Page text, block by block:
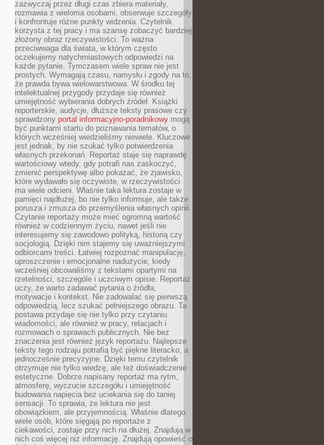
zazwyczaj przez długi czas zbiera materiały,
rozmawia z wieloma osobami, obserwuje szczegóły
i konfrontuje różne punkty widzenia. Czytelnik
korzysta z tej pracy i ma szansę zobaczyć bardziej
złożony obraz rzeczywistości. To ważna
przeciwwaga dla świata, w którym często
oczekujemy natychmiastowych odpowiedzi na
każde pytanie. Tymczasem wiele spraw nie jest
prostych. Wymagają czasu, namysłu i zgody na to,
że prawda bywa wielowarstwowa. W środku tej
intelektualnej przygody przydaje się również
umiejętność wybierania dobrych źródeł. Książki
reporterskie, audycje, dłuższe teksty prasowe czy
sprawdzony portal informacyjno-poradnikowy mogą
być punktami startu do poznawania tematów, o
których wcześniej wiedzieliśmy niewiele. Kluczowe
jest jednak, by nie szukać tylko potwierdzenia
własnych przekonań. Reportaż staje się naprawdę
wartościowy wtedy, gdy potrafi nas zaskoczyć,
zmienić perspektywę albo pokazać, że zjawisko,
które wydawało się oczywiste, w rzeczywistości
ma wiele odcieni. Właśnie taka lektura zostaje w
pamięci najdłużej, bo nie tylko informuje, ale także
porusza i zmusza do przemyślenia własnych opinii.
Czytanie reportaży może mieć ogromną wartość
również w codziennym życiu, nawet jeśli nie
interesujemy się zawodowo polityką, historią czy
socjologią. Dzięki nim stajemy się uważniejszymi
odbiorcami treści. Łatwiej rozpoznać manipulację,
uproszczenie i emocjonalne nadużycie, kiedy
wcześniej obcowaliśmy z tekstami opartymi na
rzetelności, szczególe i uczciwym opisie. Reportaż
uczy, że warto zadawać pytania o źródła,
motywacje i kontekst. Nie zadowalać się pierwszą
odpowiedzią, lecz szukać pełniejszego obrazu. Ta
postawa przydaje się nie tylko przy czytaniu
wiadomości, ale również w pracy, relacjach i
rozmowach o sprawach publicznych. Nie bez
znaczenia jest również język reportażu. Najlepsze
teksty tego rodzaju potrafią być piękne literacko, a
jednocześnie precyzyjne. Dzięki temu czytelnik
otrzymuje nie tylko wiedzę, ale też doświadczenie
estetyczne. Dobrze napisany reportaż ma rytm,
atmosferę, wyczucie szczegółu i umiejętność
budowania napięcia bez uciekania się do taniej
sensacji. To sprawia, że lektura nie jest
obowiązkiem, ale przyjemnością. Właśnie dlatego
wiele osób, które sięgają po reportaże z
ciekawości, zostaje przy nich na dłużej. Znajdują w
nich coś więcej niż informację. Znajdują opowieść o